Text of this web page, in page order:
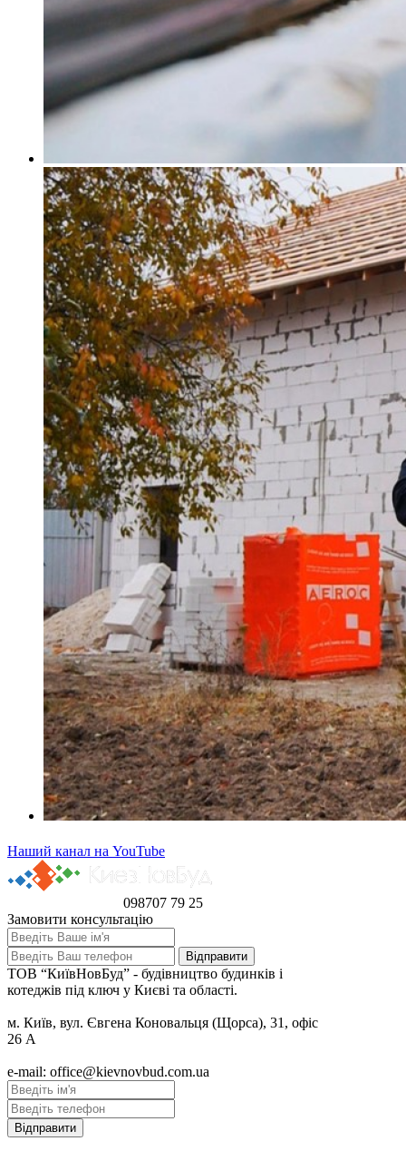
Наший канал на YouTube
098707 79 25
Замовити консультацію
ТОВ “КиївНовБуд” - будівництво будинків і
котеджів під ключ у Києві та області.
м. Київ, вул. Євгена Коновальця (Щорса), 31, офіс
26 А
e-mail: office@kievnovbud.com.ua